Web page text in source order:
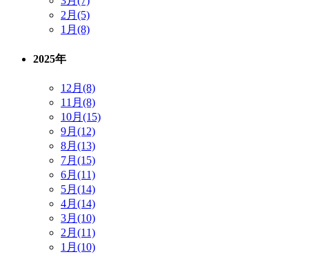
2月(5)
1月(8)
2025年
12月(8)
11月(8)
10月(15)
9月(12)
8月(13)
7月(15)
6月(11)
5月(14)
4月(14)
3月(10)
2月(11)
1月(10)